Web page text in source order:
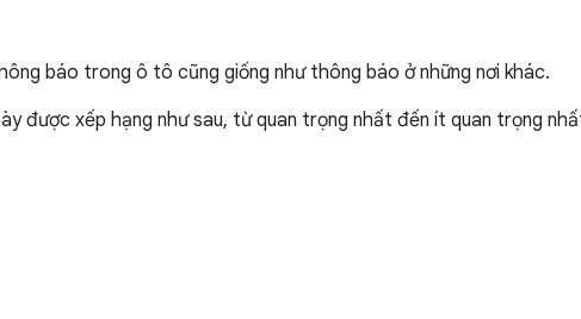
báo trong ô tô cũng giống như thông báo ở những nơi khác.
được xếp hạng như sau, từ quan trọng nhất đến ít quan trọng